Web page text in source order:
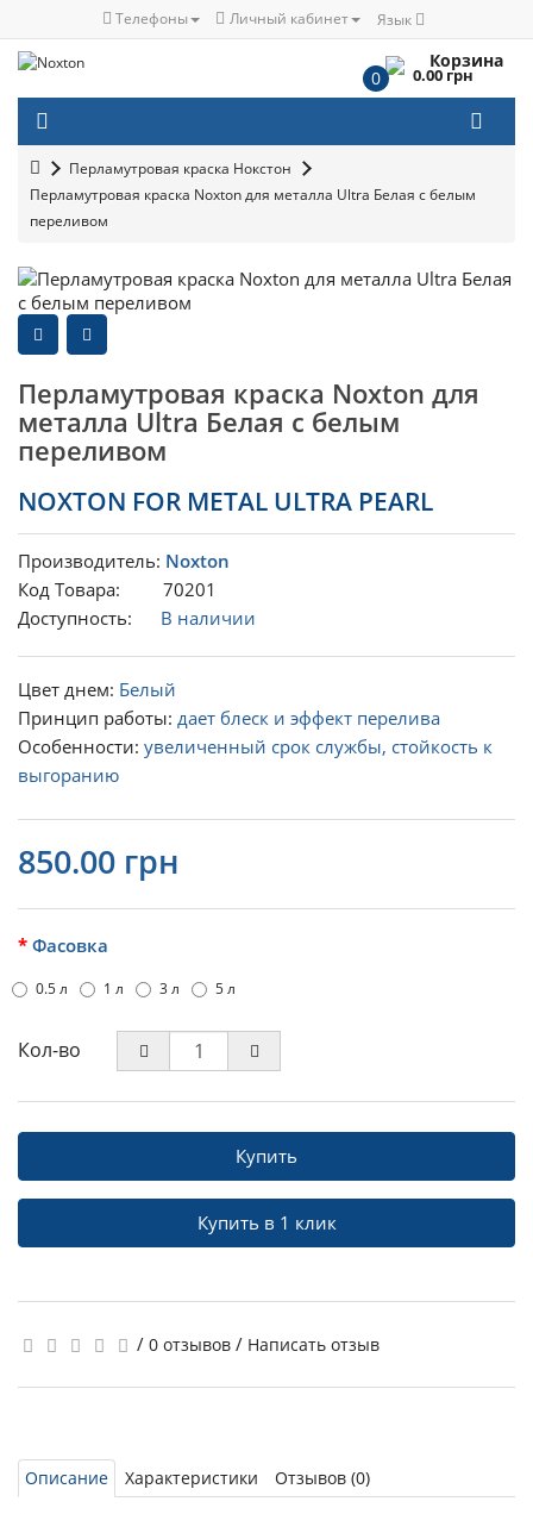
Телефоны Личный кабинет Язык
Корзина
0 0.00 грн
Перламутровая краска Нокстон
Перламутровая краска Noxton для металла Ultra Белая с белым
переливом
Перламутровая краска Noxton для
металла Ultra Белая с белым
переливом
NOXTON FOR METAL ULTRA PEARL
Производитель: Noxton
Код Товара: 70201
Доступность: В наличии
Цвет днем: Белый
Принцип работы: дает блеск и эффект перелива
Особенности: увеличенный срок службы, стойкость к
выгоранию
850.00 грн
Фасовка
0.5 л 1 л 3 л 5 л
Кол-во
Купить
Купить в 1 клик
/ 0 отзывов / Написать отзыв
Описание Характеристики Отзывов (0)